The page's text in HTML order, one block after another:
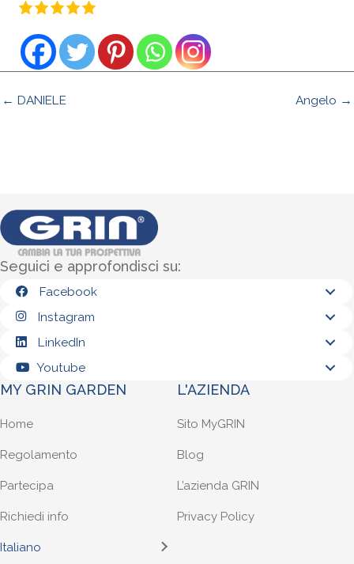
← DANIELE Angelo →
Seguici e approfondisci su:
Facebook
Instagram
LinkedIn
Youtube
MY GRIN GARDEN
Home
Regolamento
Partecipa
Richiedi info
Italiano
L'AZIENDA
Sito MyGRIN
Blog
L’azienda GRIN
Privacy Policy